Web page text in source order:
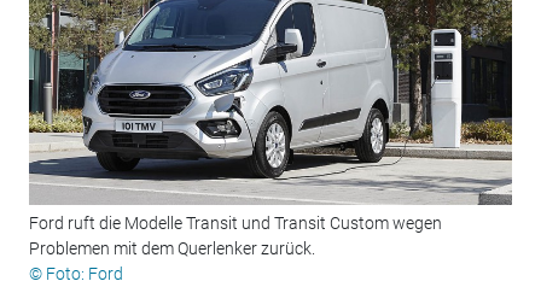
Ford ruft die Modelle Transit und Transit Custom wegen
Problemen mit dem Querlenker zurück.
© Foto: Ford